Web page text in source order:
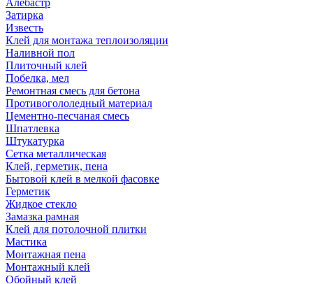
Алебастр
Затирка
Известь
Клей для монтажа теплоизоляции
Наливной пол
Плиточный клей
Побелка, мел
Ремонтная смесь для бетона
Противогололедный материал
Цементно-песчаная смесь
Шпатлевка
Штукатурка
Сетка металлическая
Клей, герметик, пена
Бытовой клей в мелкой фасовке
Герметик
Жидкое стекло
Замазка рамная
Клей для потолочной плитки
Мастика
Монтажная пена
Монтажный клей
Обойный клей